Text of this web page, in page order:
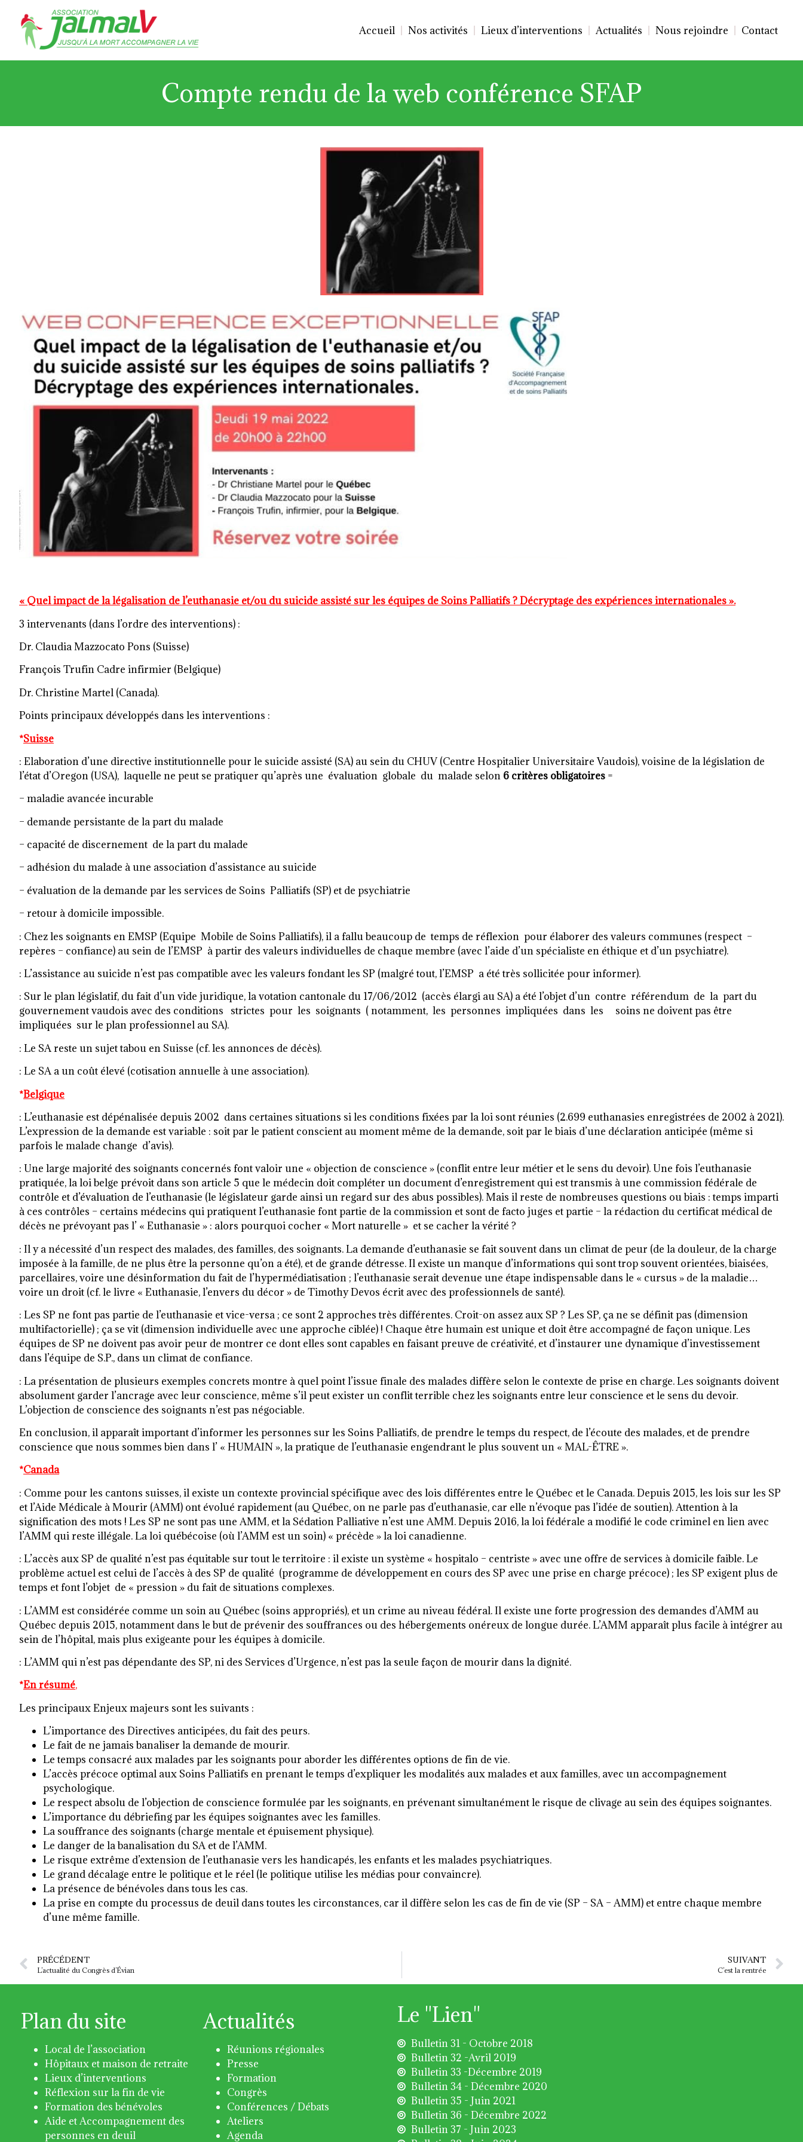
Accueil Nos activités Lieux d’interventions Actualités Nous rejoindre Contact
Compte rendu de la web conférence SFAP
« Quel impact de la légalisation de l’euthanasie et/ou du suicide assisté sur les équipes de Soins Palliatifs ? Décryptage des expériences internationales ».
3 intervenants (dans l’ordre des interventions) :
Dr. Claudia Mazzocato Pons (Suisse)
François Trufin Cadre infirmier (Belgique)
Dr. Christine Martel (Canada).
Points principaux développés dans les interventions :
*Suisse
: Elaboration d’une directive institutionnelle pour le suicide assisté (SA) au sein du CHUV (Centre Hospitalier Universitaire Vaudois), voisine de la législation de
l’état d’Oregon (USA), laquelle ne peut se pratiquer qu’après une évaluation globale du malade selon 6 critères obligatoires =
– maladie avancée incurable
– demande persistante de la part du malade
– capacité de discernement de la part du malade
– adhésion du malade à une association d’assistance au suicide
– évaluation de la demande par les services de Soins Palliatifs (SP) et de psychiatrie
– retour à domicile impossible.
: Chez les soignants en EMSP (Equipe Mobile de Soins Palliatifs), il a fallu beaucoup de temps de réflexion pour élaborer des valeurs communes (respect –
repères – confiance) au sein de l’EMSP à partir des valeurs individuelles de chaque membre (avec l’aide d’un spécialiste en éthique et d’un psychiatre).
: L’assistance au suicide n’est pas compatible avec les valeurs fondant les SP (malgré tout, l’EMSP a été très sollicitée pour informer).
: Sur le plan législatif, du fait d’un vide juridique, la votation cantonale du 17/06/2012 (accès élargi au SA) a été l’objet d’un contre référendum de la part du
gouvernement vaudois avec des conditions strictes pour les soignants ( notamment, les personnes impliquées dans les soins ne doivent pas être
impliquées sur le plan professionnel au SA).
: Le SA reste un sujet tabou en Suisse (cf. les annonces de décès).
: Le SA a un coût élevé (cotisation annuelle à une association).
*Belgique
: L’euthanasie est dépénalisée depuis 2002 dans certaines situations si les conditions fixées par la loi sont réunies (2.699 euthanasies enregistrées de 2002 à 2021).
L’expression de la demande est variable : soit par le patient conscient au moment même de la demande, soit par le biais d’une déclaration anticipée (même si
parfois le malade change d’avis).
: Une large majorité des soignants concernés font valoir une « objection de conscience » (conflit entre leur métier et le sens du devoir). Une fois l’euthanasie
pratiquée, la loi belge prévoit dans son article 5 que le médecin doit compléter un document d’enregistrement qui est transmis à une commission fédérale de
contrôle et d’évaluation de l’euthanasie (le législateur garde ainsi un regard sur des abus possibles). Mais il reste de nombreuses questions ou biais : temps imparti
à ces contrôles – certains médecins qui pratiquent l’euthanasie font partie de la commission et sont de facto juges et partie – la rédaction du certificat médical de
décès ne prévoyant pas l’ « Euthanasie » : alors pourquoi cocher « Mort naturelle » et se cacher la vérité ?
: Il y a nécessité d’un respect des malades, des familles, des soignants. La demande d’euthanasie se fait souvent dans un climat de peur (de la douleur, de la charge
imposée à la famille, de ne plus être la personne qu’on a été), et de grande détresse. Il existe un manque d’informations qui sont trop souvent orientées, biaisées,
parcellaires, voire une désinformation du fait de l’hypermédiatisation ; l’euthanasie serait devenue une étape indispensable dans le « cursus » de la maladie…
voire un droit (cf. le livre « Euthanasie, l’envers du décor » de Timothy Devos écrit avec des professionnels de santé).
: Les SP ne font pas partie de l’euthanasie et vice-versa ; ce sont 2 approches très différentes. Croit-on assez aux SP ? Les SP, ça ne se définit pas (dimension
multifactorielle) ; ça se vit (dimension individuelle avec une approche ciblée) ! Chaque être humain est unique et doit être accompagné de façon unique. Les
équipes de SP ne doivent pas avoir peur de montrer ce dont elles sont capables en faisant preuve de créativité, et d’instaurer une dynamique d’investissement
dans l’équipe de S.P., dans un climat de confiance.
: La présentation de plusieurs exemples concrets montre à quel point l’issue finale des malades diffère selon le contexte de prise en charge. Les soignants doivent
absolument garder l’ancrage avec leur conscience, même s’il peut exister un conflit terrible chez les soignants entre leur conscience et le sens du devoir.
L’objection de conscience des soignants n’est pas négociable.
En conclusion, il apparaît important d’informer les personnes sur les Soins Palliatifs, de prendre le temps du respect, de l’écoute des malades, et de prendre
conscience que nous sommes bien dans l’ « HUMAIN », la pratique de l’euthanasie engendrant le plus souvent un « MAL-ÊTRE ».
*Canada
: Comme pour les cantons suisses, il existe un contexte provincial spécifique avec des lois différentes entre le Québec et le Canada. Depuis 2015, les lois sur les SP
et l’Aide Médicale à Mourir (AMM) ont évolué rapidement (au Québec, on ne parle pas d’euthanasie, car elle n’évoque pas l’idée de soutien). Attention à la
signification des mots ! Les SP ne sont pas une AMM, et la Sédation Palliative n’est une AMM. Depuis 2016, la loi fédérale a modifié le code criminel en lien avec
l’AMM qui reste illégale. La loi québécoise (où l’AMM est un soin) « précède » la loi canadienne.
: L’accès aux SP de qualité n’est pas équitable sur tout le territoire : il existe un système « hospitalo – centriste » avec une offre de services à domicile faible. Le
problème actuel est celui de l’accès à des SP de qualité (programme de développement en cours des SP avec une prise en charge précoce) ; les SP exigent plus de
temps et font l’objet de « pression » du fait de situations complexes.
: L’AMM est considérée comme un soin au Québec (soins appropriés), et un crime au niveau fédéral. Il existe une forte progression des demandes d’AMM au
Québec depuis 2015, notamment dans le but de prévenir des souffrances ou des hébergements onéreux de longue durée. L’AMM apparaît plus facile à intégrer au
sein de l’hôpital, mais plus exigeante pour les équipes à domicile.
: L’AMM qui n’est pas dépendante des SP, ni des Services d’Urgence, n’est pas la seule façon de mourir dans la dignité.
*En résumé,
Les principaux Enjeux majeurs sont les suivants :
L’importance des Directives anticipées, du fait des peurs.
Le fait de ne jamais banaliser la demande de mourir.
Le temps consacré aux malades par les soignants pour aborder les différentes options de fin de vie.
L’accès précoce optimal aux Soins Palliatifs en prenant le temps d’expliquer les modalités aux malades et aux familles, avec un accompagnement
psychologique.
Le respect absolu de l’objection de conscience formulée par les soignants, en prévenant simultanément le risque de clivage au sein des équipes soignantes.
L’importance du débriefing par les équipes soignantes avec les familles.
La souffrance des soignants (charge mentale et épuisement physique).
Le danger de la banalisation du SA et de l’AMM.
Le risque extrême d’extension de l’euthanasie vers les handicapés, les enfants et les malades psychiatriques.
Le grand décalage entre le politique et le réel (le politique utilise les médias pour convaincre).
La présence de bénévoles dans tous les cas.
La prise en compte du processus de deuil dans toutes les circonstances, car il diffère selon les cas de fin de vie (SP – SA – AMM) et entre chaque membre
d’une même famille.
PRÉCÉDENT
L’actualité du Congrès d’Évian
SUIVANT
C’est la rentrée
Plan du site
Local de l’association
Hôpitaux et maison de retraite
Lieux d’interventions
Réflexion sur la fin de vie
Formation des bénévoles
Aide et Accompagnement des
personnes en deuil
Actualités
Réunions régionales
Presse
Formation
Congrès
Conférences / Débats
Ateliers
Agenda
Le "Lien"
Bulletin 31 - Octobre 2018
Bulletin 32 -Avril 2019
Bulletin 33 -Décembre 2019
Bulletin 34 - Décembre 2020
Bulletin 35 - Juin 2021
Bulletin 36 - Décembre 2022
Bulletin 37 - Juin 2023